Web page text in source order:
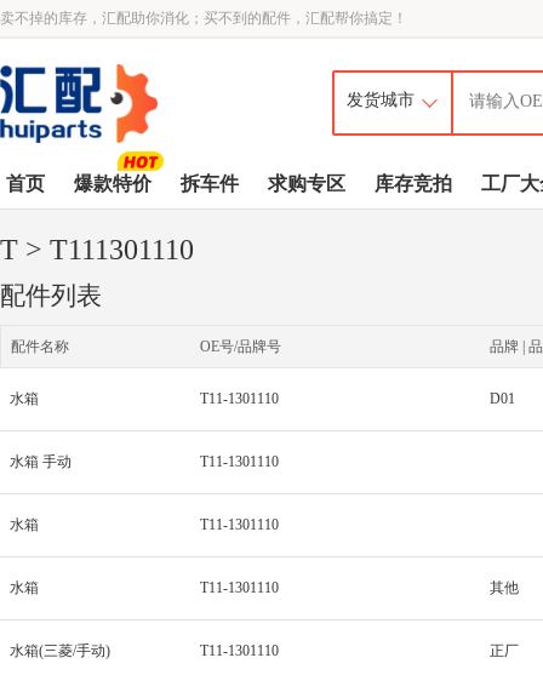
卖不掉的库存，汇配助你消化；买不到的配件，汇配帮你搞定！
首页 爆款特价 拆车件 求购专区 库存竞拍 工厂大
T > T111301110
配件列表
配件名称 OE号/品牌号 品牌 |
水箱 T11-1301110 D01
水箱 手动 T11-1301110
水箱 T11-1301110
水箱 T11-1301110 其他
水箱(三菱/手动) T11-1301110 正厂